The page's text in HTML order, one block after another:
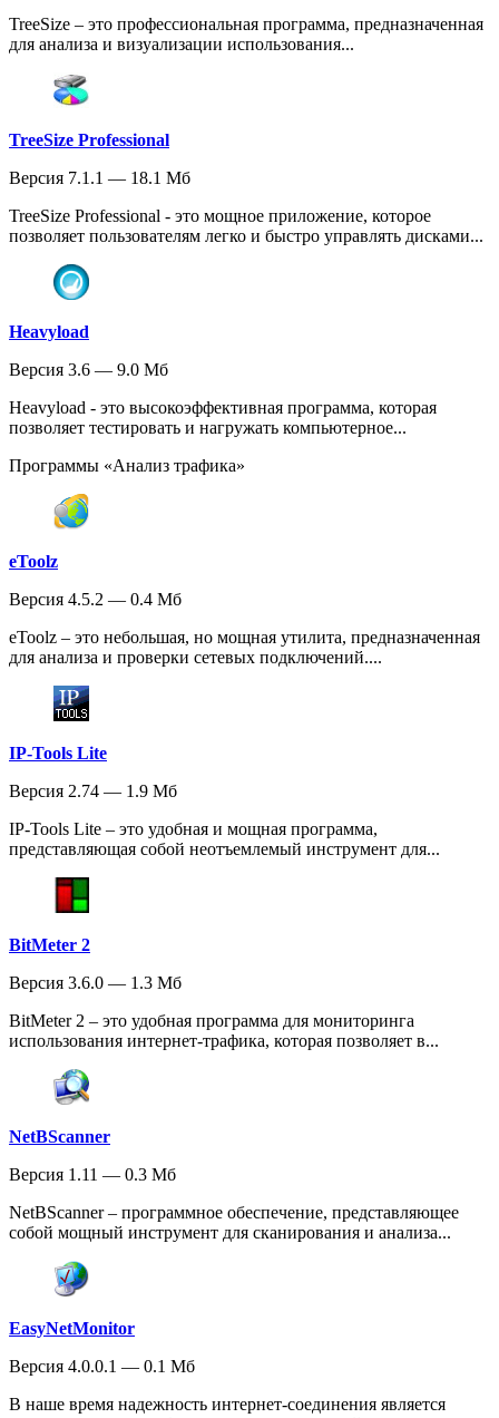
TreeSize – это профессиональная программа, предназначенная
для анализа и визуализации использования...
TreeSize Professional
Версия 7.1.1 — 18.1 Мб
TreeSize Professional - это мощное приложение, которое
позволяет пользователям легко и быстро управлять дисками...
Heavyload
Версия 3.6 — 9.0 Мб
Heavyload - это высокоэффективная программа, которая
позволяет тестировать и нагружать компьютерное...
Программы «Анализ трафика»
eToolz
Версия 4.5.2 — 0.4 Мб
eToolz – это небольшая, но мощная утилита, предназначенная
для анализа и проверки сетевых подключений....
IP-Tools Lite
Версия 2.74 — 1.9 Мб
IP-Tools Lite – это удобная и мощная программа,
представляющая собой неотъемлемый инструмент для...
BitMeter 2
Версия 3.6.0 — 1.3 Мб
BitMeter 2 – это удобная программа для мониторинга
использования интернет-трафика, которая позволяет в...
NetBScanner
Версия 1.11 — 0.3 Мб
NetBScanner – программное обеспечение, представляющее
собой мощный инструмент для сканирования и анализа...
EasyNetMonitor
Версия 4.0.0.1 — 0.1 Мб
В наше время надежность интернет-соединения является